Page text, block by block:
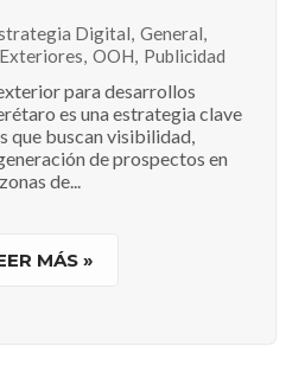
Digital, General,
, OOH, Publicidad
para desarrollos
es una estrategia clave
que buscan visibilidad,
de prospectos en
zonas de...
MÁS »